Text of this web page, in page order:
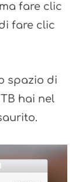
fare clic
fare clic
spazio di
hai nel